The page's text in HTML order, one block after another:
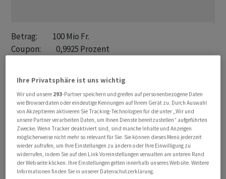
Betrag:          100 Mio Fr.
Coupon:          0,9925 Prozent
Liberierung:     26.06.2026
Spread (MS):     +45 BP
Spread (Govt.):  +68,4 BP
ISIN:            CH1533656216
Instr. Rating:   AAA (Fitch)
dm/ra
Ihre Privatsphäre ist uns wichtig
Wir und unsere 293-Partner speichern und greifen auf personenbezogene Daten
wie Browserdaten oder eindeutige Kennungen auf Ihrem Gerät zu. Durch Auswahl
von Akzeptieren aktivieren Sie Tracking-Technologien für die unter „Wir und
unsere Partner verarbeiten Daten, um Ihnen Dienste bereitzustellen“ aufgeführten
Zwecke. Wenn Tracker deaktiviert sind, sind manche Inhalte und Anzeigen
möglicherweise nicht mehr so relevant für Sie. Sie können dieses Menü jederzeit
wieder aufrufen, um Ihre Einstellungen zu ändern oder Ihre Einwilligung zu
widerrufen, indem Sie auf den Link Voreinstellungen verwalten am unteren Rand
der Webseite klicken. Ihre Einstellungen gelten innerhalb unseres Website. Weitere
Informationen finden Sie in unserer Datenschutzerklärung.